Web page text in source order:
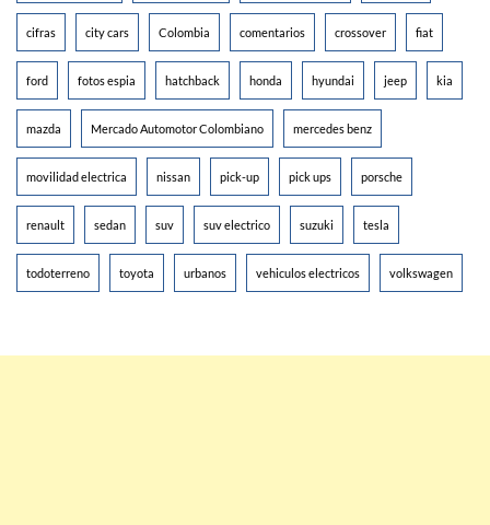
cifras city cars Colombia comentarios crossover fiat
ford fotos espia hatchback honda hyundai jeep kia
mazda Mercado Automotor Colombiano mercedes benz
movilidad electrica nissan pick-up pick ups porsche
renault sedan suv suv electrico suzuki tesla
todoterreno toyota urbanos vehiculos electricos volkswagen